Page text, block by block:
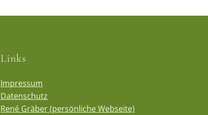
Links
Impressum
Datenschutz
René Gräber (persönliche Webseite)